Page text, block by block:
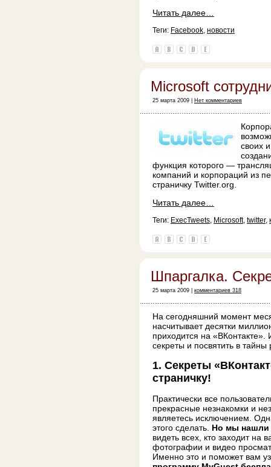
Читать далее…
Теги: Facebook, новости
Microsoft
25 марта 2009 | Нет комментариев
своих
функция которого —
компаний и корпораций из
страничку Twitter.org.
Читать далее…
Теги: ExecTweets, Microsoft, twitter,
Шпаргалка.
25 марта 2009 | комментариев 318
На сегодняшний момент
насчитывает десятки
приходится на
секреты и посвятить в
1. Секреты
страничку!
Практически все
прекрасные незнакомки и
являетесь исключением.
этого сделать. Но мы
видеть всех, кто заходит на
фотографии и видео
Именно это и поможет вам